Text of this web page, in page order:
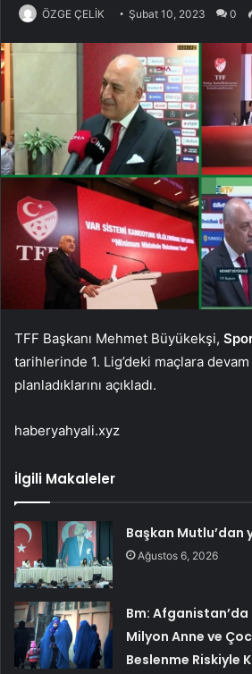
ÖZGE ÇELİK Şubat 10, 2023 0
TFF Başkanı Mehmet Büyükekşi,
tarihlerinde 1. Lig’deki maçlara
planladıklarını açıkladı.
haberyahyali.xyz
İlgili Makaleler
Başkan Mutlu’dan
Ağustos 6, 2026
Bm: Afganistan’da
Milyon Anne ve
Beslenme Riskiyle